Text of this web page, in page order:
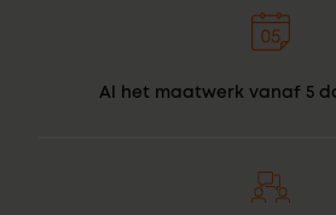
Al het maatwerk vanaf 5